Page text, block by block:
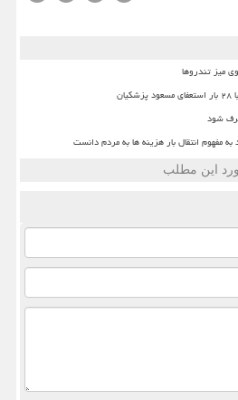
میز تندروها
شود
مفهوم انتقال بار هزینه ها به مردم دانست
این مطلب